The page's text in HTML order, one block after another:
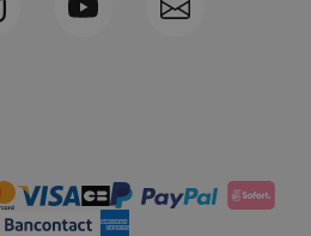
geliefert
0031-570592339